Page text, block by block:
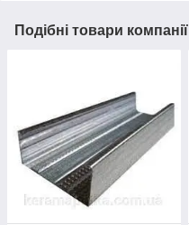
Подібні товари компанії